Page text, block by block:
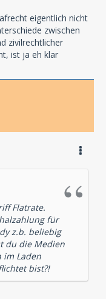
eigentlich nicht
zwischen
zivilrechtlicher
ist ja eh klar
Flatrate.
für
z.b. beliebig
du die Medien
im Laden
bist?!